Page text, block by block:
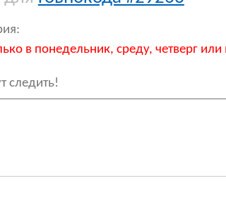
в понедельник, среду, четверг
следить!